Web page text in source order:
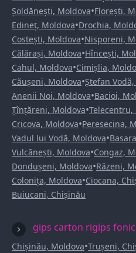
Șoldănești, Moldova•Florești,
Edineț, Moldova•Drochia,
Costești, Moldova•Nisporeni,
Călărași, Moldova•Hîncești,
Cahul, Moldova•Cimișlia,
Căușeni, Moldova•Ștefan
Anenii Noi, Moldova•Bacioi,
Țînțăreni, Moldova•Telecentru,
Cricova, Moldova•Peresecina,
Vadul lui Vodă, Moldova•
Vulcănești, Moldova•Congaz,
Dondușeni, Moldova•Răzeni,
Colonița, Moldova•Ciocana,
Buiucani, Chișinău
gips carton rigips fonic
Chișinău, Moldova•Trușeni,